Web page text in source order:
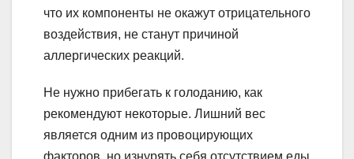
что их компоненты не окажут отрицательного
воздействия, не станут причиной
аллергических реакций.
Не нужно прибегать к голоданию, как
рекомендуют некоторые. Лишний вес
является одним из провоцирующих
факторов, но изнурять себя отсутствием еды